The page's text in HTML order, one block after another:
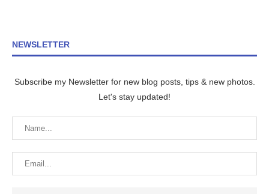
NEWSLETTER
Subscribe my Newsletter for new blog posts, tips & new photos.
Let's stay updated!